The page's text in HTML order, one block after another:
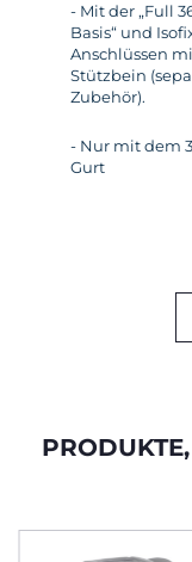
- Mit der „Full
Basis“ und
Anschlüssen
Stützbein
Zubehör).
- Nur mit dem
Gurt